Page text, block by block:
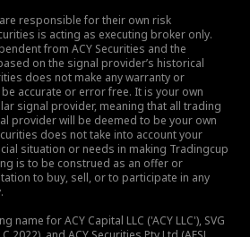
responsible for their own risk
is acting as executing broker only.
from ACY Securities and the
on the signal provider’s historical
does not make any warranty or
accurate or error free. It is your own
signal provider, meaning that all trading
provider will be deemed to be your own
does not take into account your
situation or needs in making Tradingcup
is to be construed as an offer or
to buy, sell, or to participate in any
name for ACY Capital LLC ('ACY LLC'), SVG